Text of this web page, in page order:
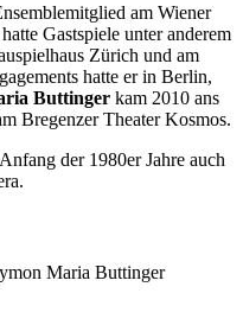
am Wiener
Gastspiele unter anderem
Zürich und am
hatte er in Berlin,
Buttinger kam 2010 ans
Bregenzer Theater Kosmos.
der 1980er Jahre auch
Maria Buttinger